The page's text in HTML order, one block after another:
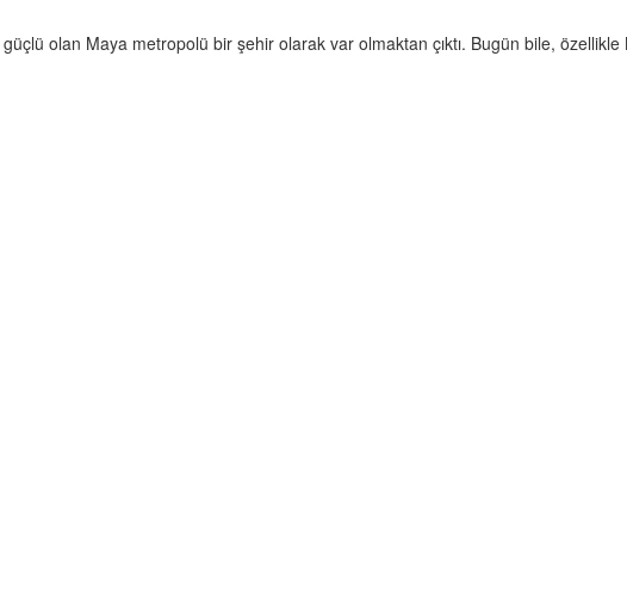
olan Maya metropolü bir şehir olarak var olmaktan çıktı. Bugün bile, özellikle